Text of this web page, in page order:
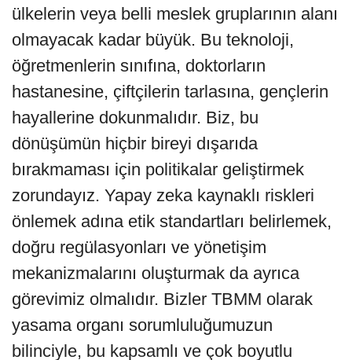
ülkelerin veya belli meslek gruplarının alanı
olmayacak kadar büyük. Bu teknoloji,
öğretmenlerin sınıfına, doktorların
hastanesine, çiftçilerin tarlasına, gençlerin
hayallerine dokunmalıdır. Biz, bu
dönüşümün hiçbir bireyi dışarıda
bırakmaması için politikalar geliştirmek
zorundayız. Yapay zeka kaynaklı riskleri
önlemek adına etik standartları belirlemek,
doğru regülasyonları ve yönetişim
mekanizmalarını oluşturmak da ayrıca
görevimiz olmalıdır. Bizler TBMM olarak
yasama organı sorumluluğumuzun
bilinciyle, bu kapsamlı ve çok boyutlu